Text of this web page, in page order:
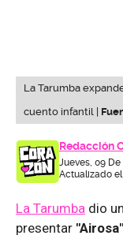
La Tarumba
cuento infantil |
Redacción
Jueves, 09 De
Actualizado el
La Tarumba dio
presentar "Airosa"